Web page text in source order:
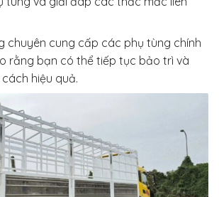
chuyên cung cấp các phụ tùng chính
rằng bạn có thể tiếp tục bảo trì và
hiệu quả.